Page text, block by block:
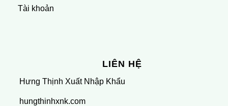
Tài khoản
LIÊN HỆ
Hưng Thịnh Xuất Nhập Khẩu
hungthinhxnk.com